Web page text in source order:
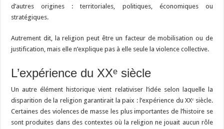
d’autres origines : territoriales, politiques, économiques ou
stratégiques.
Autrement dit, la religion peut être un facteur de mobilisation ou de
justification, mais elle n’explique pas à elle seule la violence collective.
L’expérience du XXᵉ siècle
Un autre élément historique vient relativiser l’idée selon laquelle la
disparition de la religion garantirait la paix : l’expérience du XXᵉ siècle.
Certaines des violences de masse les plus importantes de l’histoire se
sont produites dans des contextes où la religion ne jouait aucun rôle